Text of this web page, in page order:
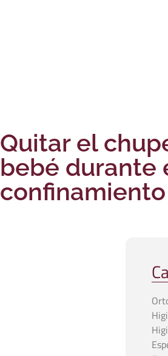
Quitar el
bebé durante
confinamiento